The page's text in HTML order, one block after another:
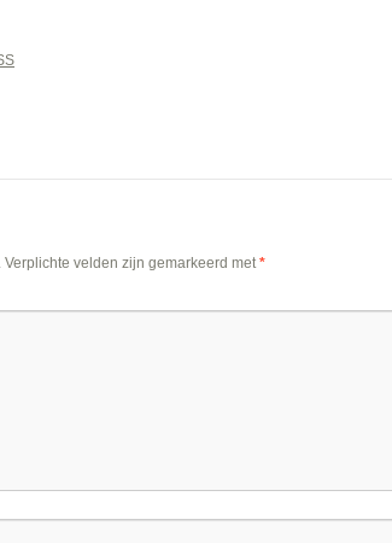
Verplichte velden zijn gemarkeerd met*